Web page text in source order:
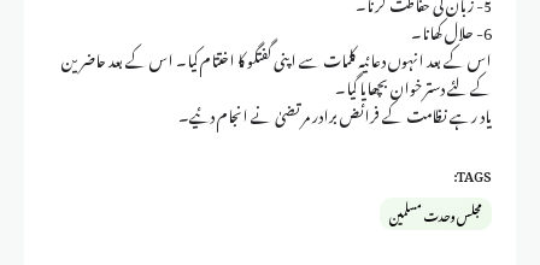
6- حلال کھانا۔
اس کے بعد انہوں دعائیہ کلمات سے اپنی گفتگو کا اختتام کیا۔ اس کے بعد حاضرین
کے لئے دسترخوان بچھایا گیا۔
یاد رہے نظامت کے فرائض برادر مرتضیٰ نے انجام دئیے۔
TAGS:
مجلس وحدت مسلمین